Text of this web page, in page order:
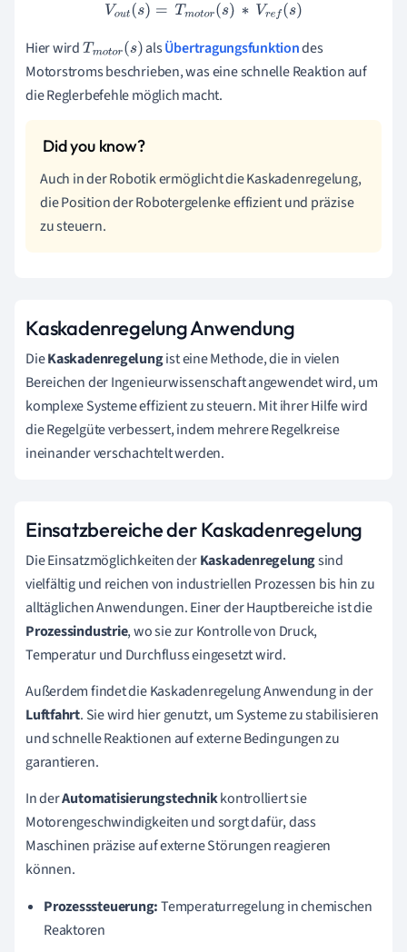
Vout s)= Tmotor(s)∗V ref(s)
Hier wirdTmotor(s) alsÜbertragungsfunktiondes
Motorstroms beschrieben, was eine schnelle Reaktion auf
die Reglerbefehle möglich macht.
Auch in der Robotik ermöglicht die Kaskadenregelung,
die Position der Robotergelenke effizient und präzise
zu steuern.
Kaskadenregelung Anwendung
DieKaskadenregelungist eine Methode, die in vielen
Bereichen der Ingenieurwissenschaft angewendet wird, um
komplexe Systeme effizient zu steuern. Mit ihrer Hilfe wird
die Regelgüte verbessert, indem mehrere Regelkreise
ineinander verschachtelt werden.
Einsatzbereiche der Kaskadenregelung
Die Einsatzmöglichkeiten derKaskadenregelungsind
vielfältig und reichen von industriellen Prozessen bis hin zu
alltäglichen Anwendungen. Einer der Hauptbereiche ist die
Prozessindustrie, wo sie zur Kontrolle von Druck,
Temperatur und Durchfluss eingesetzt wird.
Außerdem findet die Kaskadenregelung Anwendung in der
Luftfahrt. Sie wird hier genutzt, um Systeme zu stabilisieren
und schnelle Reaktionen auf externe Bedingungen zu
garantieren.
In derAutomatisierungstechnikkontrolliert sie
Motorengeschwindigkeiten und sorgt dafür, dass
Maschinen präzise auf externe Störungen reagieren
können.
Prozesssteuerung:Temperaturregelung in chemischen
Reaktoren